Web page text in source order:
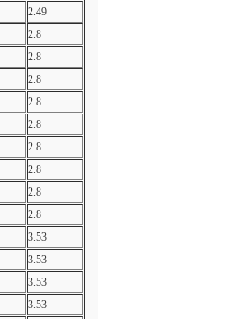
2.49
2.8
2.8
2.8
2.8
2.8
2.8
2.8
2.8
2.8
3.53
3.53
3.53
3.53